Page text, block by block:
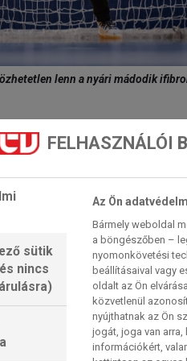
lenn a nyári mádodik
„keltjük” kora reggel
9.15-től következik a
Bohus Bea előző U18-as
együttese most sem
meg a közel félnapos
korosztályos
csak a Veszprém HC
góllal legyőzve az El-
végzett sikerrel, a
FELHASZNÁLÓI
sütik
nincs
Az Ön
Bármely weboldal
a böngészőben –
nyomonkövetési
beállításaival vagy
oldalt az Ön
közvetlenül
nyújthatnak az Ön
jogát, joga van
információkért,